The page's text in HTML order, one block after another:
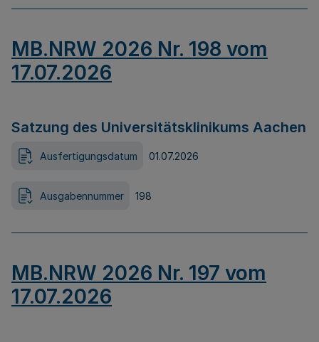
MB.NRW 2026 Nr. 198 vom
17.07.2026
Satzung des Universitätsklinikums Aachen
Ausfertigungsdatum 01.07.2026
Ausgabennummer 198
MB.NRW 2026 Nr. 197 vom
17.07.2026